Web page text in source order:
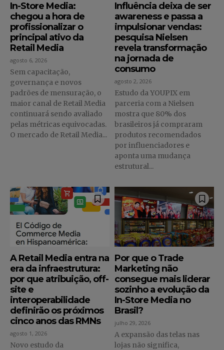
In-Store Media:
chegou a hora de
profissionalizar o
principal ativo da
Retail Media
agosto 6, 2026
Sem capacitação,
governança e novos
padrões de mensuração, o
maior canal de Retail Media
continuará sendo avaliado
pelas métricas equivocadas.
O mercado de Retail Media...
Influência deixa de ser
awareness e passa a
impulsionar vendas:
pesquisa Nielsen
revela transformação
na jornada de
consumo
agosto 2, 2026
Estudo da YOUPIX em
parceria com a Nielsen
mostra que 80% dos
brasileiros já compraram
produtos recomendados
por influenciadores e
aponta uma mudança
estrutural...
A Retail Media entra na
era da infraestrutura:
por que atribuição, off-
site e
interoperabilidade
definirão os próximos
cinco anos das RMNs
agosto 1, 2026
Novo estudo da
Por que o Trade
Marketing não
consegue mais liderar
sozinho a evolução da
In-Store Media no
Brasil?
julho 29, 2026
A expansão das telas nas
lojas não significa,